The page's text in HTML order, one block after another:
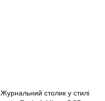
Журнальний столик у стилі